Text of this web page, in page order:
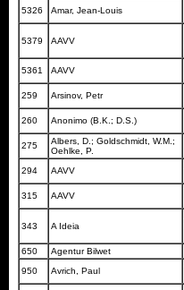
5326 Amar, Jean-Louis
5379 AAVV
5361 AAVV
259 Arsinov, Petr
260 Anonimo (B.K.; D.S.)
275
Albers, D.; Goldschmidt, W.M.;
Oehlke, P.
294 AAVV
315 AAVV
343 A Ideia
650 Agentur Bilwet
950
Avrich, Paul